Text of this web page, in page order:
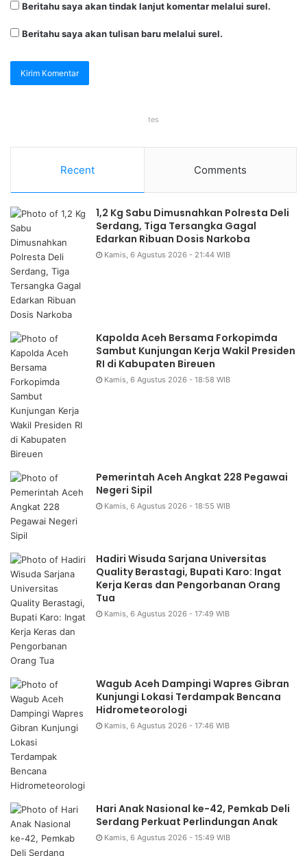
Beritahu saya akan tindak lanjut komentar melalui surel.
Beritahu saya akan tulisan baru melalui surel.
tes
Recent Comments
1,2 Kg Sabu Dimusnahkan Polresta Deli
Serdang, Tiga Tersangka Gagal
Edarkan Ribuan Dosis Narkoba
Kamis, 6 Agustus 2026 - 21:44 WIB
Kapolda Aceh Bersama Forkopimda
Sambut Kunjungan Kerja Wakil Presiden
RI di Kabupaten Bireuen
Kamis, 6 Agustus 2026 - 18:58 WIB
Pemerintah Aceh Angkat 228 Pegawai
Negeri Sipil
Kamis, 6 Agustus 2026 - 18:55 WIB
Hadiri Wisuda Sarjana Universitas
Quality Berastagi, Bupati Karo: Ingat
Kerja Keras dan Pengorbanan Orang
Tua
Kamis, 6 Agustus 2026 - 17:49 WIB
Wagub Aceh Dampingi Wapres Gibran
Kunjungi Lokasi Terdampak Bencana
Hidrometeorologi
Kamis, 6 Agustus 2026 - 17:46 WIB
Hari Anak Nasional ke-42, Pemkab Deli
Serdang Perkuat Perlindungan Anak
Kamis, 6 Agustus 2026 - 15:49 WIB